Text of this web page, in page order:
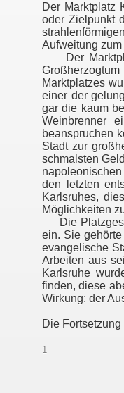
Der Marktplatz
oder Zielpunkt
Aufweitung
Der
Marktplatzes
einer der
gar die kaum
Weinbrenner
beanspruchen
Stadt zur
schmalsten
den letzten
Karlsruhes,
Möglichkeiten
Die
ein. Sie
evangelische
Arbeiten aus
Karlsruhe
finden, diese
Wirkung: der
Die
1